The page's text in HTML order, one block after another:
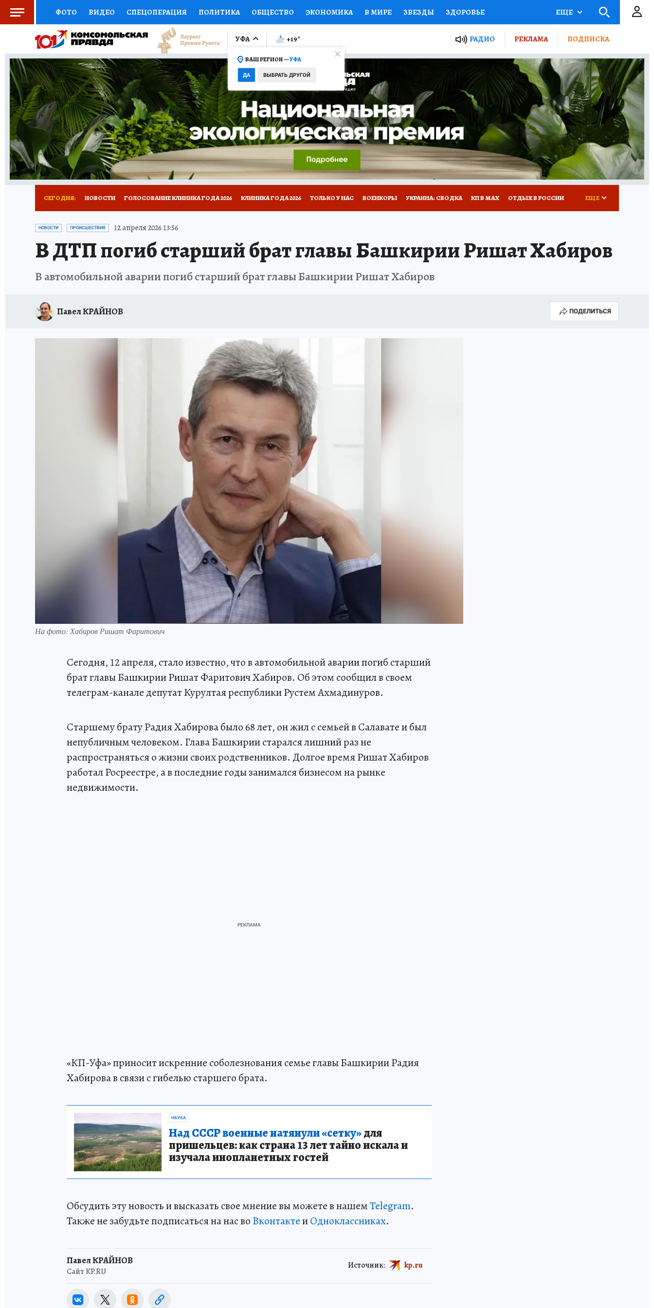
ФОТО ВИДЕО СПЕЦОПЕРАЦИЯ ПОЛИТИКА ОБЩЕСТВО ЭКОНОМИКА В МИРЕ ЗВЕЗДЫ ЗДОРОВЬЕ
СОЦПОДДЕРЖКА НАУКА СПОРТ КОЛУМНИСТЫ ПРОИСШЕСТВИЯ НАЦИОНАЛЬНЫЕ ПРОЕКТЫ РОССИИ
ВЫБОР ЭКСПЕРТОВ ДОКТОР ФИНАНСЫ ОТКРЫВАЕМ МИР СЕМЬЯ ЖЕНСКИЕ СЕКРЕТЫ ПУТЕВОДИТЕЛЬ
КНИЖНАЯ ПОЛКА ПРОГНОЗЫ НА СПОРТ ПРОМОКОДЫ СЕРИАЛЫ СПЕЦПРОЕКТЫ ДЕФИЦИТ ЖЕЛЕЗА ТУРИЗМ
ПРЕСС-ЦЕНТР НЕДВИЖИМОСТЬ ТЕЛЕВИЗОР КОЛЛЕКЦИИ КОНКУРСЫ РАБОТА У НАС ГИД ПОТРЕБИТЕЛЯ ВСЕ О КП
РАДИО КП РЕКЛАМА ТЕСТЫ НОВОЕ НА САЙТЕ
ЕЩЕ
УФА
ВАШ РЕГИОН —УФА
ДА ВЫБРАТЬ ДРУГОЙ
+19° РАДИО РЕКЛАМА ПОДПИСКА
СЕГОДНЯ: НОВОСТИ ГОЛОСОВАНИЕ КЛИНИКА ГОДА 2026 КЛИНИКА ГОДА 2026 ТОЛЬКО У НАС ВОЕНКОРЫ УКРАИНА: СВОДКА КП В МАХ ОТДЫХ В РОССИИ
ЗАПОВЕДНАЯ РОССИЯ ПРОИСШЕСТВИЯ
ЕЩЕ
НОВОСТИ ПРОИСШЕСТВИЯ 12 апреля 2026 13:56
В ДТП погиб старший брат главы Башкирии Ришат Хабиров
В автомобильной аварии погиб старший брат главы Башкирии Ришат Хабиров
Павел КРАЙНОВ ПОДЕЛИТЬСЯ
На фото: Хабиров Ришат Фаритович
Сегодня, 12 апреля, стало известно, что в автомобильной аварии погиб старший
брат главы Башкирии Ришат Фаритович Хабиров. Об этом сообщил в своем
телеграм-канале депутат Курултая республики Рустем Ахмадинуров.
Старшему брату Радия Хабирова было 68 лет, он жил с семьей в Салавате и был
непубличным человеком. Глава Башкирии старался лишний раз не
распространяться о жизни своих родственников. Долгое время Ришат Хабиров
работал Росреестре, а в последние годы занимался бизнесом на рынке
недвижимости.
«КП-Уфа» приносит искренние соболезнования семье главы Башкирии Радия
Хабирова в связи с гибелью старшего брата.
НАУКА
Над СССР военные натянули «сетку»для
пришельцев: как страна 13 лет тайно искала и
изучала инопланетных гостей
Обсудить эту новость и высказать свое мнение вы можете в нашемTelegram.
Также не забудьте подписаться на нас во ВконтактеиОдноклассниках.
Павел КРАЙНОВ
Сайт KP.RU
Источник: kp.ru